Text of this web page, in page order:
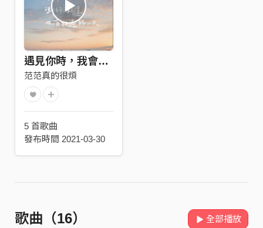
遇見你時，我會大聲的說：我在這裡
范范真的很煩
5 首歌曲
發布時間 2021-03-30
歌曲（16） 全部播放